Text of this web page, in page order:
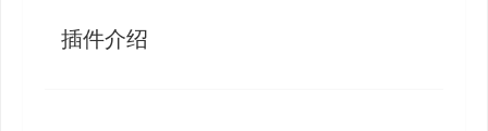
插件介绍